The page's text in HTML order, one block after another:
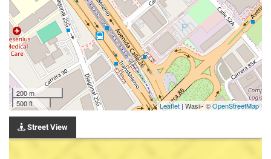
200 m
500 ft
Leaflet| Wasi - ©OpenStreetMap
Street View